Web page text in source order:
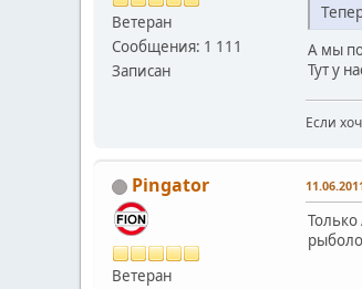
Ветеран
Сообщения: 1 111
Записан
А мы
Тут у
Если
Pingator
Ветеран